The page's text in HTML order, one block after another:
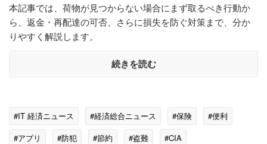
本記事では、荷物が見つからない場合にまず取るべき行動か
ら、返金・再配達の可否、さらに損失を防ぐ対策まで、分か
りやすく解説します。
続きを読む
#IT 経済ニュース #経済総合ニュース #保険
#便利
#アプリ
#防犯 #節約 #盗難 #CIA